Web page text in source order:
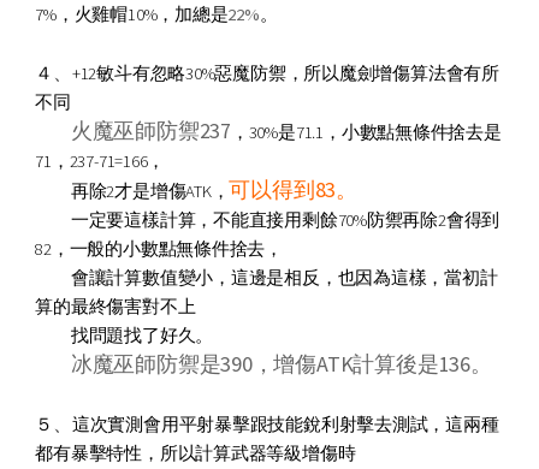
7%，火雞帽10%，加總是22%。
４
+12敏斗有忽略30%惡魔防禦，所以魔劍增傷算法會有所
不同
火魔巫師防禦237 ，30%是71.1，小數點無條件捨去是
71，237-71=166，
再除2才是增傷ATK， 可以得到83。
一定要這樣計算，不能直接用剩餘70%防禦再除2會得到
82，一般的小數點無條件捨去，
會讓計算數值變小，這邊是相反，也因為這樣，當初計
算的最終傷害對不上
找問題找了好久。
冰魔巫師防禦是390，增傷ATK計算後是136。
５
這次實測會用平射暴擊跟技能銳利射擊去測試，這兩種
都有暴擊特性，所以計算武器等級增傷時